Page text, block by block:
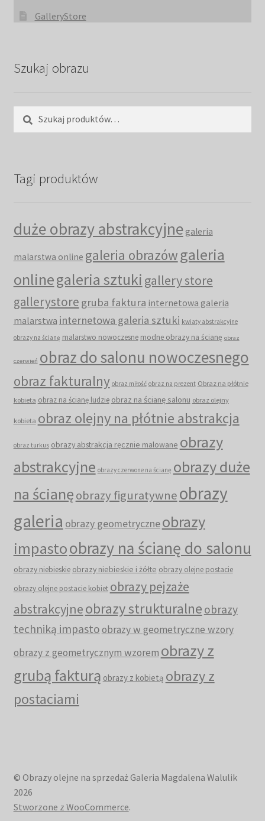
GalleryStore
Szukaj obrazu
Szukaj:
Szukaj
Tagi produktów
duże obrazy abstrakcyjne galeria
malarstwa online galeria obrazów galeria
onlinegaleria sztuki gallery store
gallerystore gruba faktura internetowa galeria
malarstwa internetowa galeria sztuki kwiaty abstrakcyjne
obrazy na ścianę malarstwo nowoczesne modne obrazy na ścianę obraz
czerwień obraz do salonu nowoczesnego
obraz fakturalny obraz miłość obraz na prezent Obraz na płótnie
kobieta obraz na ścianę ludzie obraz na ścianę salonu obraz olejny
kobieta obraz olejny na płótnie abstrakcja
obraz turkus obrazy abstrakcja ręcznie malowane obrazy
abstrakcyjne obrazy czerwone na ścianę obrazy duże
na ścianęobrazy figuratywneobrazy
galeria obrazy geometryczneobrazy
impastoobrazy na ścianę do salonu
obrazy niebieskie obrazy niebieskie i żółte obrazy olejne postacie
obrazy olejne postacie kobiet obrazy pejzaże
abstrakcyjneobrazy strukturalne obrazy
techniką impastoobrazy w geometryczne wzory
obrazy z geometrycznym wzorem obrazy z
grubą fakturą obrazy z kobietą obrazy z
postaciami
© Obrazy olejne na sprzedaż Galeria Magdalena Walulik
2026
Stworzone z WooCommerce.